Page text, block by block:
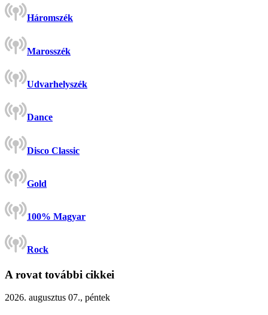
Háromszék
Marosszék
Udvarhelyszék
Dance
Disco Classic
Gold
100% Magyar
Rock
A rovat további cikkei
2026. augusztus 07., péntek